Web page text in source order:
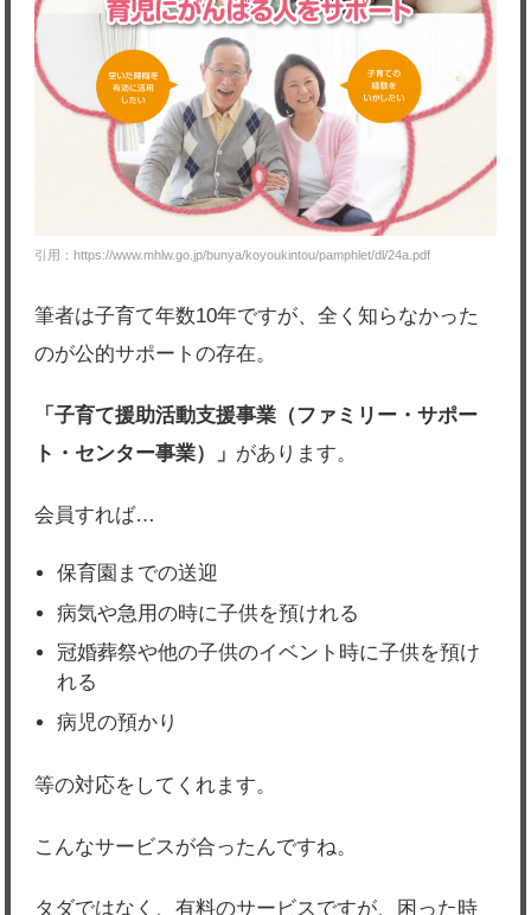
引用：https://www.mhlw.go.jp/bunya/koyoukintou/pamphlet/dl/24a.pdf
筆者は子育て年数10年ですが、全く知らなかった
のが公的サポートの存在。
「子育て援助活動支援事業（ファミリー・サポー
ト・センター事業）」 があります。
会員すれば…
保育園までの送迎
病気や急用の時に子供を預けれる
冠婚葬祭や他の子供のイベント時に子供を預け
れる
病児の預かり
等の対応をしてくれます。
こんなサービスが合ったんですね。
タダではなく、有料のサービスですが、困った時